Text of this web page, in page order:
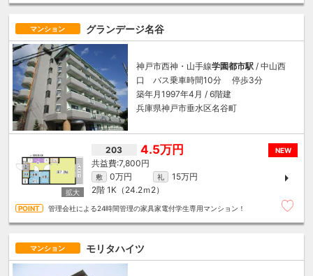
マンション グランデージ名谷
神戸市西神・山手線学園都市駅 / 中山西
口 バス乗車時間10分 停歩3分
築年月1997年4月 / 6階建
兵庫県神戸市垂水区名谷町
NEW
203 4.5万円
7,800円
敷 0万円 礼
15万円
2階 1K（24.2ｍ 2）
管理会社による24時間管理の家具家電付学生専用マンション！
マンション モリタハイツ